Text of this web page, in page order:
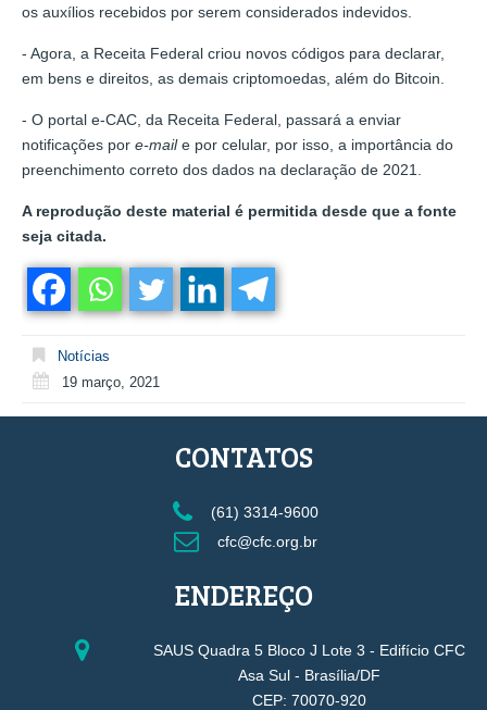
os auxílios recebidos por serem considerados indevidos.
- Agora, a Receita Federal criou novos códigos para declarar,
em bens e direitos, as demais criptomoedas, além do Bitcoin.
- O portal e-CAC, da Receita Federal, passará a enviar
notificações por e-maile por celular, por isso, a importância do
preenchimento correto dos dados na declaração de 2021.
A reprodução deste material é permitida desde que a fonte
seja citada.
Notícias
19 março, 2021
CONTATOS
(61) 3314-9600
cfc@cfc.org.br
ENDEREÇO
SAUS Quadra 5 Bloco J Lote 3 - Edifício CFC
Asa Sul - Brasília/DF
CEP: 70070-920